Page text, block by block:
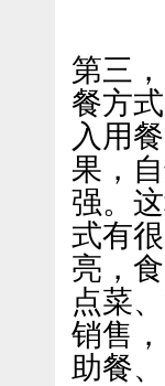
第三
餐方
入用
果，
强。
式有
亮，
点菜
销售
助餐